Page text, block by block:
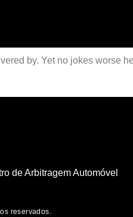
by. Yet no jokes worse
de Arbitragem Automóvel
reservados.